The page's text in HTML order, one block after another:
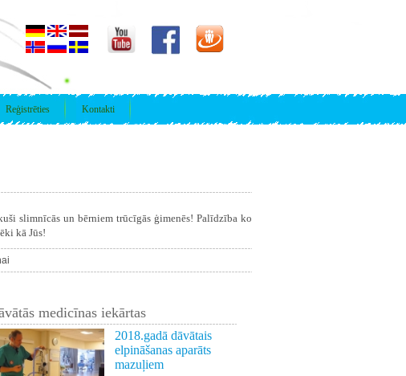
Reģistrēties Kontakti
slimnīcās un bērniem trūcīgās ģimenēs! Palīdzība ko
kā Jūs!
medicīnas iekārtas
2018.gadā dāvātais
elpināšanas aparāts
mazuļiem